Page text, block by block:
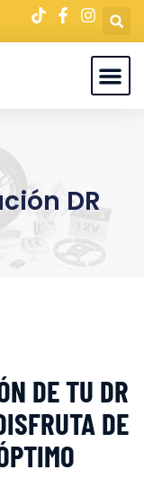
DR
DE TU DR
DE